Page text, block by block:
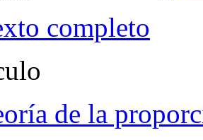
completo
de la